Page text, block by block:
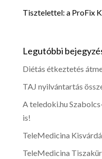
Tisztelettel: a ProFix
Legutóbbi
Diétás étkeztetés
TAJ nyilvántartás
A teledoki.hu
is!
TeleMedicina
TeleMedicina